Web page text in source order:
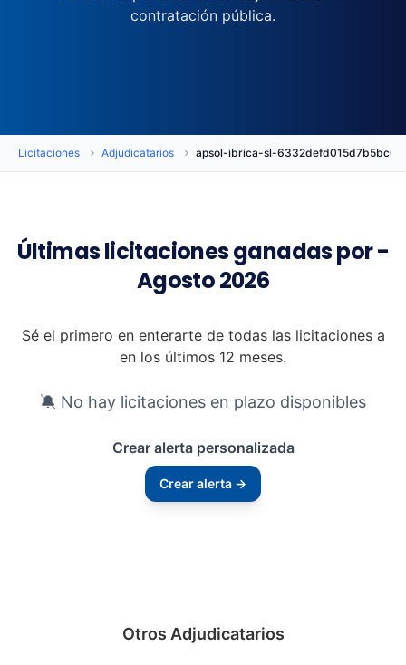
contratación pública.
Licitaciones Adjudicatarios apsol-ibrica-sl-
Últimas licitaciones ganadas por -
Agosto 2026
Sé el primero en enterarte de todas las licitaciones a
en los últimos 12 meses.
🔕 No hay licitaciones en plazo disponibles
Crear alerta personalizada
Crear alerta →
Otros Adjudicatarios